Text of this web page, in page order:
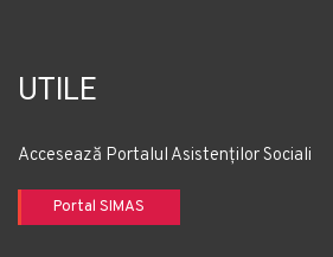
UTILE
Accesează Portalul Asistenților Sociali
Portal SIMAS